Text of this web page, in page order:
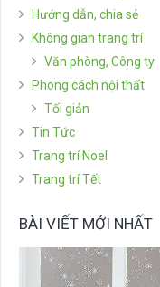
Hướng dẫn, chia sẻ
Không gian trang trí
Văn phòng, Công ty
Phong cách nội thất
Tối giản
Tin Tức
Trang trí Noel
Trang trí Tết
BÀI VIẾT MỚI NHẤT